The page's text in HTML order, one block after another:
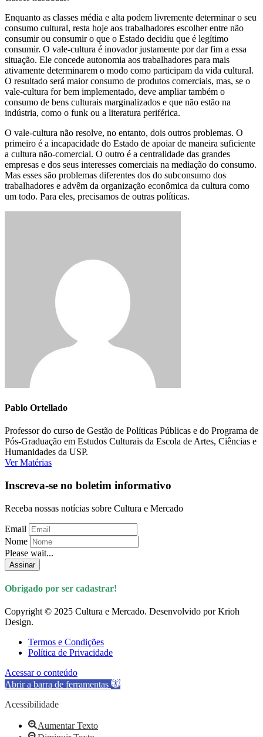
Enquanto as classes média e alta podem livremente determinar o seu
consumo cultural, resta hoje aos trabalhadores escolher entre não
consumir ou consumir o que o Estado decidiu que é legítimo
consumir. O vale-cultura é inovador justamente por dar fim a essa
situação. Ele concede autonomia aos trabalhadores para mais
ativamente determinarem o modo como participam da vida cultural.
O resultado será maior consumo de produtos comerciais, mas, se o
vale-cultura for bem implementado, deve ampliar também o
consumo de bens culturais marginalizados e que não estão na
indústria, como o funk ou a literatura periférica.
O vale-cultura não resolve, no entanto, dois outros problemas. O
primeiro é a incapacidade do Estado de apoiar de maneira suficiente
a cultura não-comercial. O outro é a centralidade das grandes
empresas e dos seus interesses comerciais na mediação do consumo.
Mas esses são problemas diferentes dos do subconsumo dos
trabalhadores e advêm da organização econômica da cultura como
um todo. Para eles, precisamos de outras políticas.
Pablo Ortellado
Professor do curso de Gestão de Políticas Públicas e do Programa de
Pós-Graduação em Estudos Culturais da Escola de Artes, Ciências e
Humanidades da USP.
Ver Matérias
Inscreva-se no boletim informativo
Receba nossas notícias sobre Cultura e Mercado
Email
Nome
Please wait...
Assinar
Obrigado por ser cadastrar!
Copyright © 2025 Cultura e Mercado. Desenvolvido por Krioh
Design.
Termos e Condições
Política de Privacidade
Acessar o conteúdo
Abrir a barra de ferramentas
Acessibilidade
Aumentar Texto